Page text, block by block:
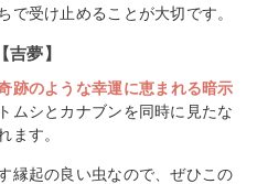
で受け止めることが大切です。
夢】
跡のような幸運に恵まれる暗示
ムシとカナブンを同時に見たな
ます。
縁起の良い虫なので、ぜひこの